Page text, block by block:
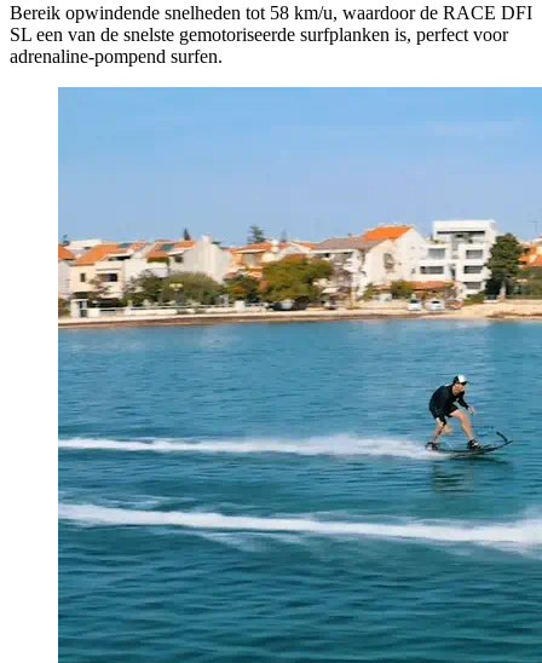
Bereik opwindende snelheden tot 58 km/u, waardoor de RACE DFI
SL een van de snelste gemotoriseerde surfplanken is, perfect voor
adrenaline-pompend surfen.